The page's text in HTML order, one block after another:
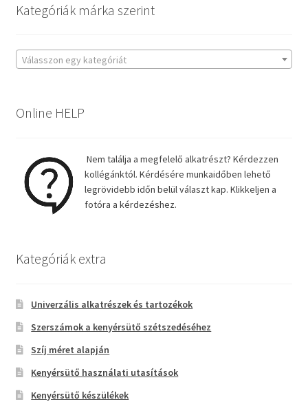
Kategóriák márka szerint
Válasszon egy kategóriát
Online HELP
Nem találja a megfelelő alkatrészt? Kérdezzen
kollégánktól. Kérdésére munkaidőben lehető
legrövidebb időn belül választ kap. Klikkeljen a
fotóra a kérdezéshez.
Kategóriák extra
Univerzális alkatrészek és tartozékok
Szerszámok a kenyérsütő szétszedéséhez
Szíj méret alapján
Kenyérsütő használati utasítások
Kenyérsütő készülékek